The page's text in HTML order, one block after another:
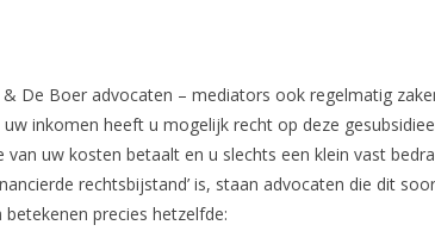
De Boer advocaten – mediators ook regelmatig
inkomen heeft u mogelijk recht op deze
uw kosten betaalt en u slechts een klein vast
rechtsbijstand’ is, staan advocaten die dit
precies hetzelfde: